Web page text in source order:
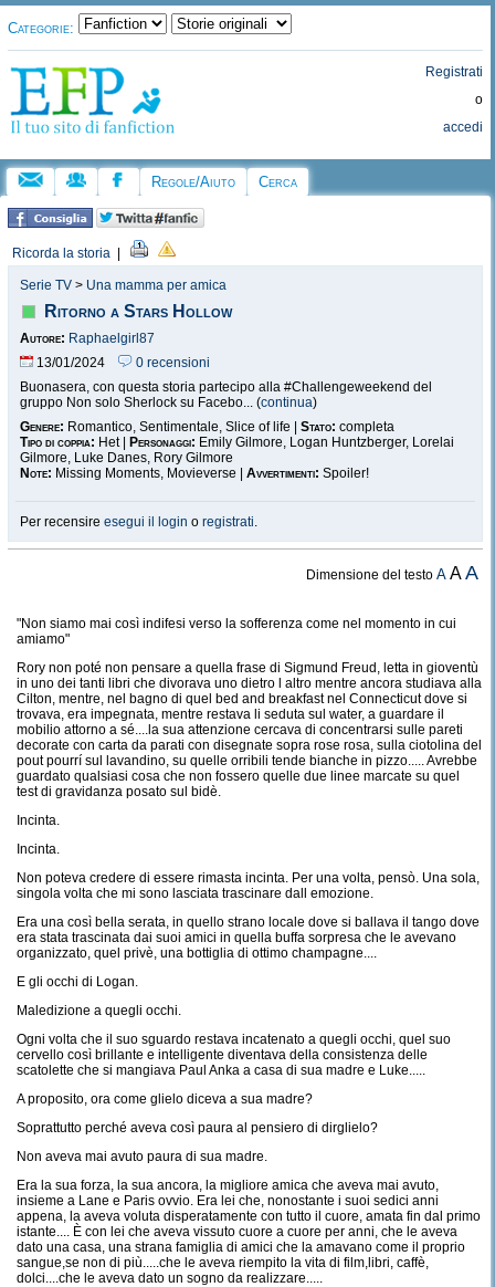
Categorie:
Registrati
o
accedi
Regole/Aiuto Cerca
Ricorda la storia
Serie TV > Una mamma per amica
Ritorno a Stars Hollow
Autore: Raphaelgirl87
13/01/2024
0 recensioni
Buonasera, con questa storia partecipo alla #Challengeweekend del
gruppo Non solo Sherlock su Facebo... (continua)
Genere: Romantico, Sentimentale, Slice of life | Stato: completa
Tipo di coppia: Het | Personaggi: Emily Gilmore, Logan Huntzberger, Lorelai
Gilmore, Luke Danes, Rory Gilmore
Note: Missing Moments, Movieverse | Avvertimenti: Spoiler!
Per recensire esegui il login o registrati.
Dimensione del testoA AA
"Non siamo mai così indifesi verso la sofferenza come nel momento in cui
amiamo"
Rory non poté non pensare a quella frase di Sigmund Freud, letta in gioventù
in uno dei tanti libri che divorava uno dietro l altro mentre ancora studiava alla
Cilton, mentre, nel bagno di quel bed and breakfast nel Connecticut dove si
trovava, era impegnata, mentre restava li seduta sul water, a guardare il
mobilio attorno a sé....la sua attenzione cercava di concentrarsi sulle pareti
decorate con carta da parati con disegnate sopra rose rosa, sulla ciotolina del
pout pourrí sul lavandino, su quelle orribili tende bianche in pizzo..... Avrebbe
guardato qualsiasi cosa che non fossero quelle due linee marcate su quel
test di gravidanza posato sul bidè.
Incinta.
Incinta.
Non poteva credere di essere rimasta incinta. Per una volta, pensò. Una sola,
singola volta che mi sono lasciata trascinare dall emozione.
Era una così bella serata, in quello strano locale dove si ballava il tango dove
era stata trascinata dai suoi amici in quella buffa sorpresa che le avevano
organizzato, quel privè, una bottiglia di ottimo champagne....
E gli occhi di Logan.
Maledizione a quegli occhi.
Ogni volta che il suo sguardo restava incatenato a quegli occhi, quel suo
cervello così brillante e intelligente diventava della consistenza delle
scatolette che si mangiava Paul Anka a casa di sua madre e Luke.....
A proposito, ora come glielo diceva a sua madre?
Soprattutto perché aveva così paura al pensiero di dirglielo?
Non aveva mai avuto paura di sua madre.
Era la sua forza, la sua ancora, la migliore amica che aveva mai avuto,
insieme a Lane e Paris ovvio. Era lei che, nonostante i suoi sedici anni
appena, la aveva voluta disperatamente con tutto il cuore, amata fin dal primo
istante.... È con lei che aveva vissuto cuore a cuore per anni, che le aveva
dato una casa, una strana famiglia di amici che la amavano come il proprio
sangue,se non di più.....che le aveva riempito la vita di film,libri, caffè,
dolci....che le aveva dato un sogno da realizzare.....